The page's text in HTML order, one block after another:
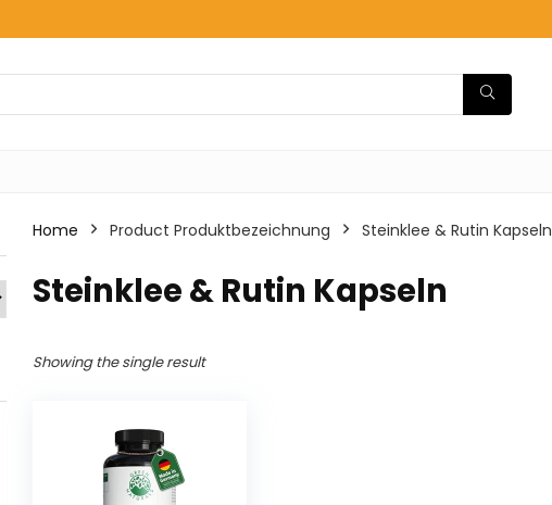
Home Product Produktbezeichnung ‎Steinklee & Rutin Kapseln
‎Steinklee & Rutin Kapseln
Showing the single result